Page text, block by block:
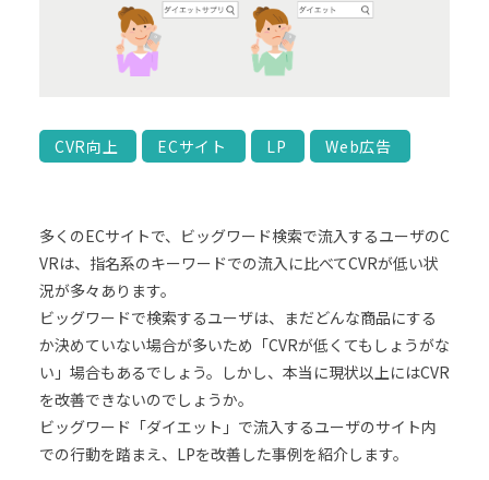
CVR向上 ECサイト LP Web広告
多くのECサイトで、ビッグワード検索で流入するユーザのC
VRは、指名系のキーワードでの流入に比べてCVRが低い状
況が多々あります。
ビッグワードで検索するユーザは、まだどんな商品にする
か決めていない場合が多いため「CVRが低くてもしょうがな
い」場合もあるでしょう。しかし、本当に現状以上にはCVR
を改善できないのでしょうか。
ビッグワード「ダイエット」で流入するユーザのサイト内
での行動を踏まえ、LPを改善した事例を紹介します。